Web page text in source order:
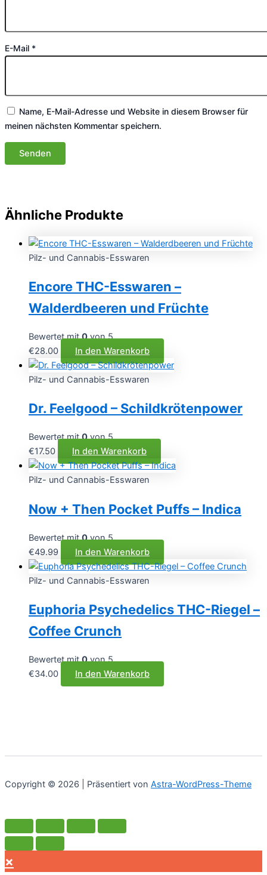
E-Mail *
Name, E-Mail-Adresse und Website in diesem Browser für
meinen nächsten Kommentar speichern.
Ähnliche Produkte
Pilz- und Cannabis-Esswaren
Encore THC-Esswaren –
Walderdbeeren und Früchte
Bewertet mit0von 5
€28.00 In den Warenkorb
Pilz- und Cannabis-Esswaren
Dr. Feelgood – Schildkrötenpower
Bewertet mit0von 5
€17.50 In den Warenkorb
Pilz- und Cannabis-Esswaren
Now + Then Pocket Puffs – Indica
Bewertet mit0von 5
€49.99 In den Warenkorb
Pilz- und Cannabis-Esswaren
Euphoria Psychedelics THC-Riegel –
Coffee Crunch
Bewertet mit0von 5
€34.00 In den Warenkorb
Copyright © 2026 | Präsentiert von Astra-WordPress-Theme
×